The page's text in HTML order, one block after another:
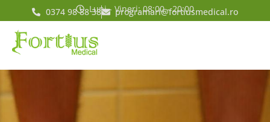
Luni - Vineri: 08:00 - 20:00
0374 98 88 38 programari@fortiusmedical.ro